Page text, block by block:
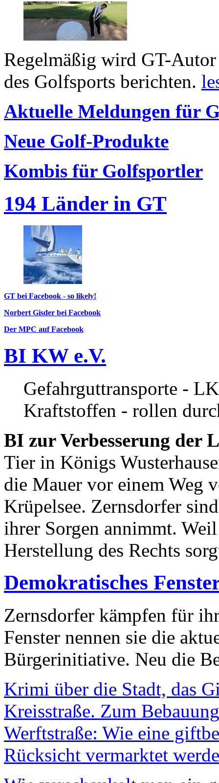
Regelmäßig wird GT-
des Golfsports berichten.
Aktuelle Meldungen für
Neue Golf-Produkte
Kombis für Golfsportler
194 Länder in GT
GT bei Facebook - so likely!
Norbert Gisder bei Facebook
Der MPC auf Facebook
BI KW e.V.
Gefahrguttransporte -
Kraftstoffen - rollen
BI zur Verbesserung der
Tier in Königs
die Mauer vor einem Weg
Krüpelsee. Zernsdorfer
ihrer Sorgen annimmt.
Herstellung des Rechts
Demokratisches
Zernsdorfer kämpfen für
Fenster nennen sie die
Bürgerinitiative. Neu die
Krimi über die Stadt, das
Kreisstraße. Zum
Werftstraße: Wie eine
Rücksicht vermarktet